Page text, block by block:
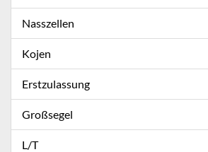
Nasszellen
Kojen
Erstzulassung
Großsegel
L/T